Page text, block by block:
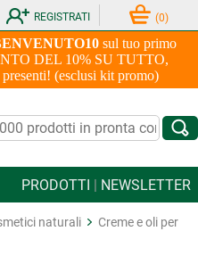
sul tuo primo
DEL 10% SU TUTTO,
(esclusi kit promo)
REGISTRATI (0)
PRODOTTI | NEWSLETTER
naturali
Creme e oli per